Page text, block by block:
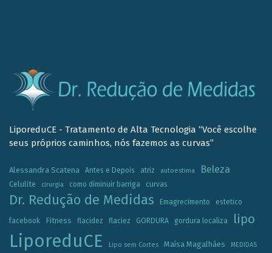
LiporeduCE - Tratamento de Alta Tecnologia “Você escolhe
seus próprios caminhos, nós fazemos as curvas”
Alessandra Scatena Antes e Depois atriz autoestima Beleza
Celulite cirurgia como diminuir barriga curvas
Dr. Redução de Medidas Emagrecimento estetico
facebook Fitness flacidez flaciez GORDURA gordura localiza lipo
LiporeduCE Lipo sem Cortes Maísa Magalhães MEDIDAS